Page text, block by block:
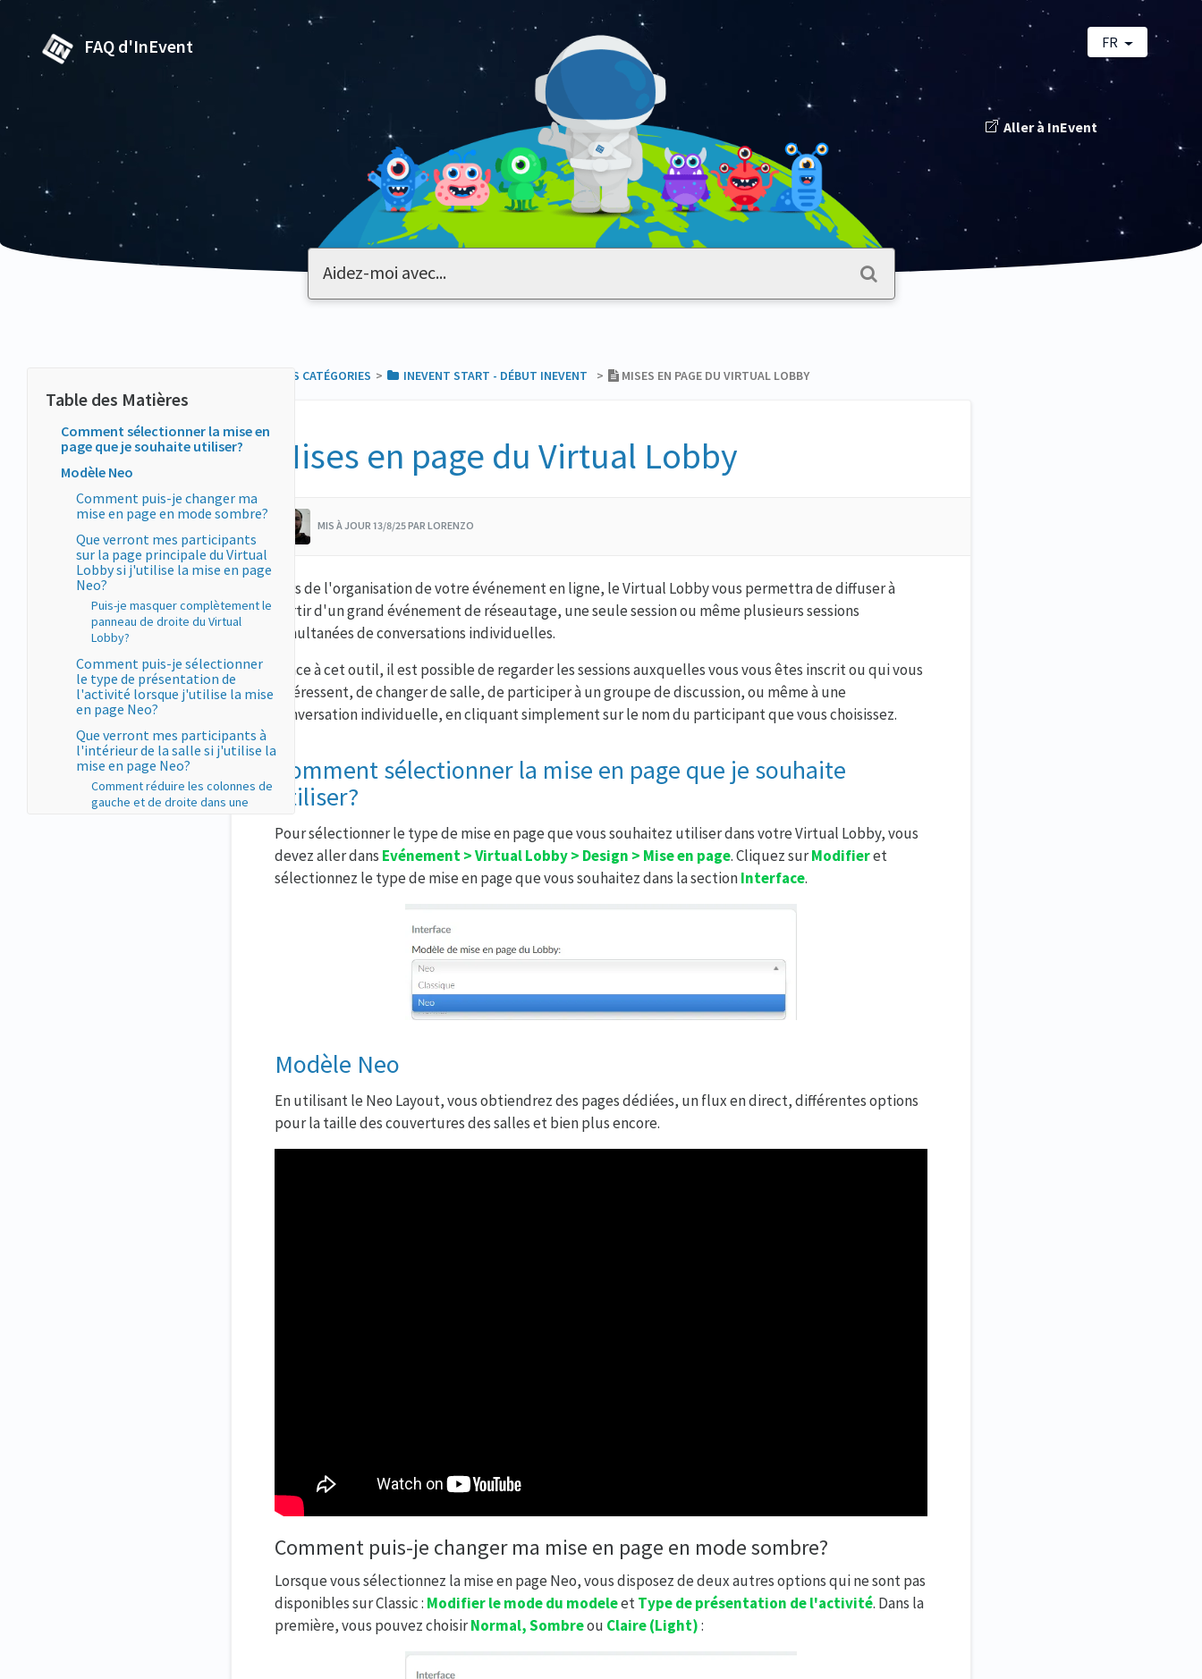
FAQ d'InEvent FR
Aller à InEvent
TOUTES LES CATÉGORIES ​>​ ​INEVENT START - DÉBUT INEVENT ​>​ MISES EN PAGE DU VIRTUAL LOBBY
Mises en page du Virtual Lobby
MIS À JOUR 13/8/25 PAR LORENZO
Comment sélectionner la mise en
page que je souhaite utiliser?
Modèle Neo
Comment puis-je changer ma
mise en page en mode sombre?
Que verront mes participants
sur la page principale du Virtual
Lobby si j'utilise la mise en page
Neo?
Puis-je masquer complètement le
panneau de droite du Virtual
Lobby?
Comment puis-je sélectionner
le type de présentation de
l'activité lorsque j'utilise la mise
en page Neo?
Que verront mes participants à
l'intérieur de la salle si j'utilise la
mise en page Neo?
Comment réduire les colonnes de
gauche et de droite dans une
Lors de l'organisation de votre événement en ligne, le Virtual Lobby vous permettra de diffuser à
partir d'un grand événement de réseautage, une seule session ou même plusieurs sessions
simultanées de conversations individuelles.
Grâce à cet outil, il est possible de regarder les sessions auxquelles vous vous êtes inscrit ou qui vous
intéressent, de changer de salle, de participer à un groupe de discussion, ou même à une
conversation individuelle, en cliquant simplement sur le nom du participant que vous choisissez.
Comment sélectionner la mise en page que je souhaite
utiliser?
Pour sélectionner le type de mise en page que vous souhaitez utiliser dans votre Virtual Lobby, vous
devez aller dans Evénement > Virtual Lobby > Design > Mise en page. Cliquez surModifieret
sélectionnez le type de mise en page que vous souhaitez dans la sectionInterface.
Modèle Neo
En utilisant le Neo Layout, vous obtiendrez des pages dédiées, un flux en direct, différentes options
pour la taille des couvertures des salles et bien plus encore.
Comment puis-je changer ma mise en page en mode sombre?
Lorsque vous sélectionnez la mise en page Neo, vous disposez de deux autres options qui ne sont pas
disponibles sur Classic : Modifierle mode du modeleetType de présentation de l'activité. Dans la
première, vous pouvez choisirNormal,Sombreou Claire (Light):